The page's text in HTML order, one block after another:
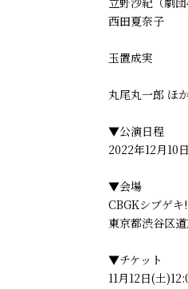
西田夏奈子
玉置成実
丸尾丸一郎 ほか
▼公演日程
2022年12月10
▼会場
CBGKシブゲキ
東京都渋谷区
▼チケット
11月12日(土